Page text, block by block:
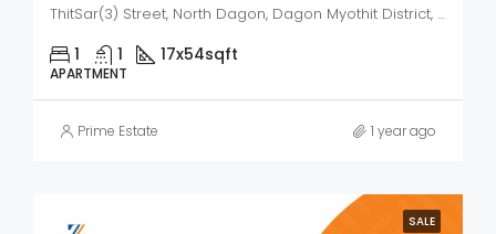
ThitSar(3) Street, North Dagon, Dagon Myothit District, Yangon City, Yangon, 44272, Myanmar
1 1 17x54sqft
APARTMENT
Prime Estate 1 year ago
SALE